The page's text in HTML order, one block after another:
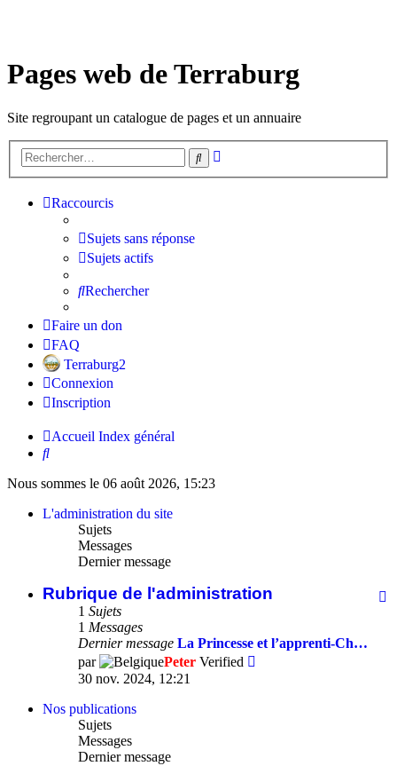
Pages web de Terraburg
Site regroupant un catalogue de pages et un annuaire
Rechercher
Raccourcis
Sujets sans réponse
Sujets actifs
Rechercher
Faire un don
FAQ
Terraburg2
Connexion
Inscription
Accueil Index général
Rechercher
Nous sommes le 06 août 2026, 15:23
L'administration du site
Sujets
Messages
Dernier message
Rubrique de l'administration
1 Sujets
1 Messages
Dernier message La Princesse et l’apprenti-Ch…
par
Peter Verified
30 nov. 2024, 12:21
Nos publications
Sujets
Messages
Dernier message